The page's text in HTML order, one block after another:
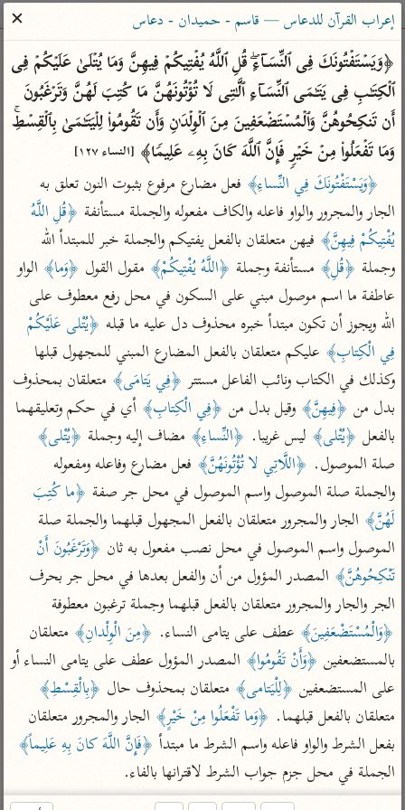
ساهم معنا في نشر القرآن والعلم الشرعي
الباحث القرآني
بحث تفسير علوم مصاحف معاجم
Type 2 or more characters for results.
Type 1 or more
characters for results.
أمّهات
تفسير الطبري
تفسير ابن كثير
تفسير القرطبي
تفسير البغوي
جمع الأقوال
تفسير ابن الجوزي
تفسير الماوردي
منتقاة
تفسير ابن القيم
تفسير ابن تيمية
عامّة
تفسير السمعاني
تفسير مكّي
محاسن التأويل
للقاسمي
تفسير الثعالبي
عامّة
فتح البيان للقنوجي
فتح القدير للشوكاني
تفسير ابن جزي
موسوعات
تفسير الآلوسي
تفسير الرازي
أخرى
أضواء البيان
نظم الدرر للبقاعي
لغة وبلاغة
التحرير والتنوير
المحرر الوجيز لابن
عطية
البحر المحيط لأبي
حيان
البسيط للواحدي
معاصرة
الميسر
المختصر في
التفسير
تفسير السعدي
أيسر التفاسير
القرآن – تدبر وعمل
تفسير ابن عثيمين
مركَّزة العبارة
تفسير الجلالين
جامع البيان للإيجي
تفسير البيضاوي
تفسير النسفي
الوجيز للواحدي
تفسير ابن أبي زمنين
آثار
المأثور
إعراب القرآن للدعاس — قاسم - حميدان - دعاس
✕
وَمَا تَفۡعَلُوا۟ مِنۡ خَیۡرࣲ فَإِنَّ ٱللَّهَ كَانَ بِهِۦ عَلِیمࣰا﴾ [النساء ١٢٧]
﴿وَيَسْتَفْتُونَكَ فِي النِّساءِ﴾
الجار والمجرور والواو فاعله والكاف مفعوله والجملة مستأنفة
يُفْتِيكُمْ فِيهِنَّ﴾
وجملة ﴿قُلِ﴾ مستأنفة وجملة ﴿اللَّهُ يُفْتِيكُمْ﴾ مقول القول ﴿وَما﴾
الواو
الله ويجوز أن تكون مبتدأ خبره محذوف دل عليه ما قبله
فِي الْكِتابِ﴾
وكذلك في الكتاب ونائب الفاعل مستتر ﴿فِي يَتامَى﴾
بدل من ﴿فِيهِنَّ﴾ وقيل بدل من ﴿فِي الْكِتابِ﴾
بالفعل ﴿يُتْلى﴾ ليس غريبا. ﴿النِّساءِ﴾ مضاف إليه وجملة ﴿يُتْلى﴾
صلة الموصول. ﴿اللَّاتِي لا تُؤْتُونَهُنَّ﴾
والجملة صلة الموصول واسم الموصول في محل جر صفة
لَهُنَّ﴾
الموصول واسم الموصول في محل نصب مفعول به ثان
تَنْكِحُوهُنَّ﴾
الجر والجار والمجرور متعلقان بالفعل قبلهما وجملة ترغبون معطوفة
﴿وَالْمُسْتَضْعَفِينَ﴾ عطف على يتامى النساء. ﴿مِنَ الْوِلْدانِ﴾
بالمستضعفين ﴿وَأَنْ تَقُومُوا﴾
المصدر المؤول عطف على يتامى النساء أو
على المستضعفين ﴿لِلْيَتامى﴾ متعلقان بمحذوف حال ﴿بِالْقِسْطِ﴾
متعلقان بالفعل قبلهما. ﴿وَما تَفْعَلُوا مِنْ خَيْرٍ﴾
بفعل الشرط والواو فاعله واسم الشرط ما مبتدأ ﴿فَإِنَّ اللَّهَ كانَ بِهِ عَلِيماً﴾
الجملة في محل جزم جواب الشرط لاقترانها بالفاء.